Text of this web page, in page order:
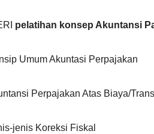
pelatihan konsep Akuntansi
Umum Akuntasi Perpajakan
Perpajakan Atas Biaya/
jenis Koreksi Fiskal